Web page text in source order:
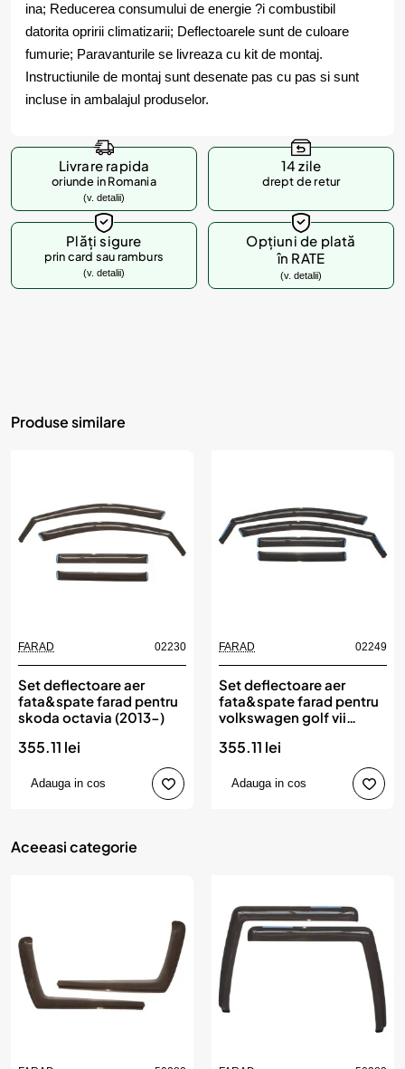
ina; Reducerea consumului de energie ?i combustibil
datorita opririi climatizarii; Deflectoarele sunt de culoare
fumurie; Paravanturile se livreaza cu kit de montaj.
Instructiunile de montaj sunt desenate pas cu pas si sunt
incluse in ambalajul produselor.
Livrare rapida
oriunde in Romania
(v. detalii)
14 zile
drept de retur
Plăți sigure
prin card sau ramburs
(v. detalii)
Opțiuni de plată
în RATE
(v. detalii)
Produse similare
FARAD 02230
Set deflectoare aer
fata&spate farad pentru
skoda octavia (2013-)
355.11 lei
Adauga in cos
FARAD 02249
Set deflectoare aer
fata&spate farad pentru
volkswagen golf vii
355.11 lei
Adauga in cos
Aceeasi categorie